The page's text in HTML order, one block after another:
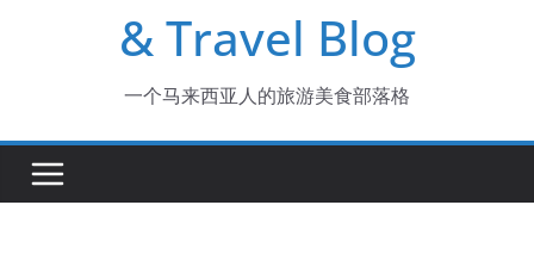
& Travel Blog
一个马来西亚人的旅游美食部落格